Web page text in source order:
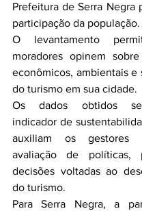
Prefeitura de Serra Negra
participação da população.
O levantamento
moradores opinem
econômicos, ambientais e
do turismo em sua cidade.
Os dados obtidos
indicador de
auxiliam os gestores
avaliação de políticas,
decisões voltadas ao
do turismo.
Para Serra Negra, a